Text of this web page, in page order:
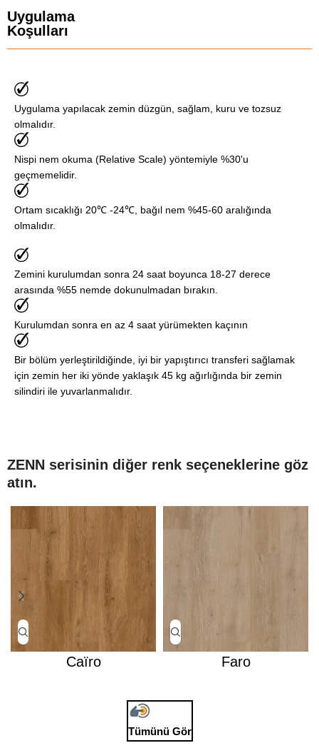
Uygulama
Koşulları
Uygulama yapılacak zemin düzgün, sağlam, kuru ve tozsuz
olmalıdır.
Nispi nem okuma (Relative Scale) yöntemiyle %30'u
geçmemelidir.
Ortam sıcaklığı 20℃ -24℃, bağıl nem %45-60 aralığında
olmalıdır.
Zemini kurulumdan sonra 24 saat boyunca 18-27 derece
arasında %55 nemde dokunulmadan bırakın.
Kurulumdan sonra en az 4 saat yürümekten kaçının
Bir bölüm yerleştirildiğinde, iyi bir yapıştırıcı transferi sağlamak
için zemin her iki yönde yaklaşık 45 kg ağırlığında bir zemin
silindiri ile yuvarlanmalıdır.
ZENN serisinin diğer renk seçeneklerine göz
atın.
Caïro Faro
Tümünü Gör